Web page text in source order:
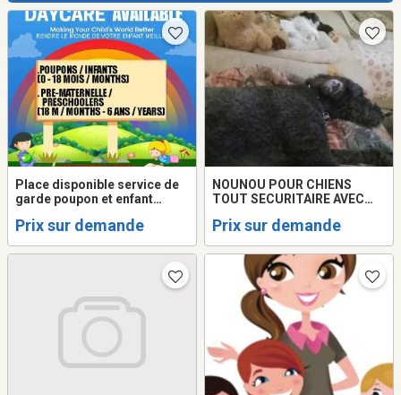
Place disponible service de
garde poupon et enfant
Prix sur demande
NOUNOU POUR CHIENS
TOUT SECURITAIRE AVEC
SUR 24 SUR PLACE. 20ANS
Prix sur demande